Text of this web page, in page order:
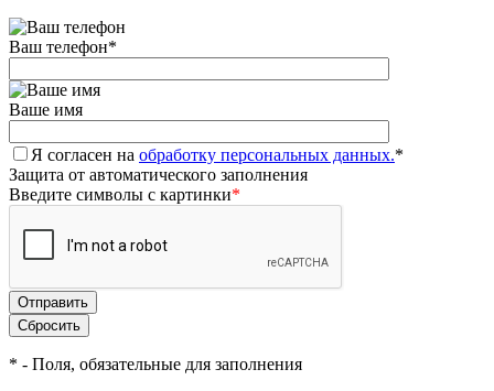
Ваш телефон*
Ваше имя
Я согласен на обработку персональных данных.*
Защита от автоматического заполнения
Введите символы с картинки*
* - Поля, обязательные для заполнения